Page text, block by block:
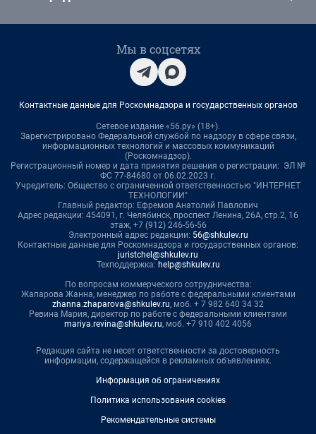
Мы в соцсетях
Контактные данные для Роскомнадзора и государственных органов
Сетевое издание «56.ру» (18+).
Зарегистрировано Федеральной службой по надзору в сфере связи,
информационных технологий и массовых коммуникаций
(Роскомнадзор).
Регистрационный номер и дата принятия решения о регистрации: ЭЛ №
ФС 77-84680 от 06.02.2023 г.
Учредитель: Общество с ограниченной ответственностью "ИНТЕРНЕТ
ТЕХНОЛОГИИ"
Главный редактор: Ефремов Анатолий Павлович
Адрес редакции: 454091, г. Челябинск, проспект Ленина, 26А, стр.2, 16
этаж, +7 (912) 246-56-56
Электронный адрес редакции: 56@shkulev.ru
Контактные данные для Роскомнадзора и государственных органов:
juristchel@shkulev.ru
Техподдержка: help@shkulev.ru
По вопросам коммерческого сотрудничества:
Жапарова Жанна, менеджер по работе с федеральными клиентами
zhanna.zhaparova@shkulev.ru, моб. + 7 982 640 34 32
Ревина Мария, директор по работе с федеральными клиентами
mariya.revina@shkulev.ru, моб. +7 910 402 4056
Редакция сайта не несет ответственности за достоверность
информации, содержащейся в рекламных объявлениях.
Информация об ограничениях
Политика использования cookies
Рекомендательные системы